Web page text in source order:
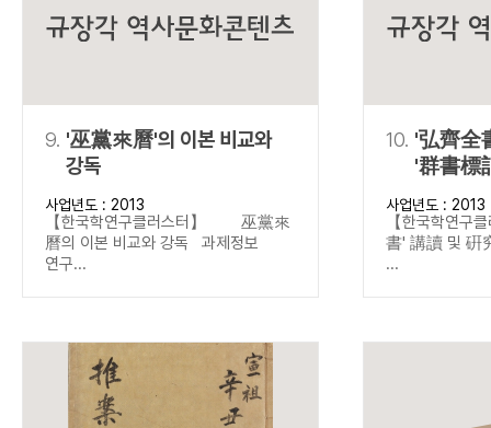
9. '巫黨來曆'의 이본 비교와
강독
사업년도 : 2013
【한국학연구클러스터】 巫黨來
曆의 이본 비교와 강독 과제정보
연구...
10. '弘齊全
'群書標
중심으로
사업년도 : 2013
【한국학연
書' 講讀 및
...